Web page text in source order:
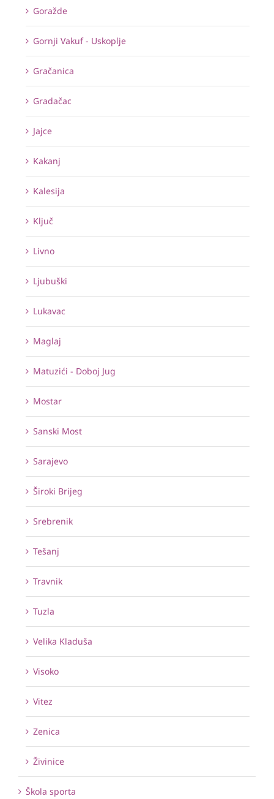
Goražde
Gornji Vakuf - Uskoplje
Gračanica
Gradačac
Jajce
Kakanj
Kalesija
Ključ
Livno
Ljubuški
Lukavac
Maglaj
Matuzići - Doboj Jug
Mostar
Sanski Most
Sarajevo
Široki Brijeg
Srebrenik
Tešanj
Travnik
Tuzla
Velika Kladuša
Visoko
Vitez
Zenica
Živinice
Škola sporta